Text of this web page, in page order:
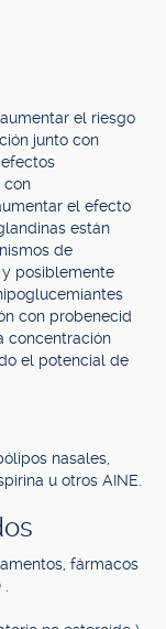
el riesgo
junto con
con
el efecto
están
de
posiblemente
con probenecid
concentración
el potencial de
nasales,
u otros AINE.
fármacos